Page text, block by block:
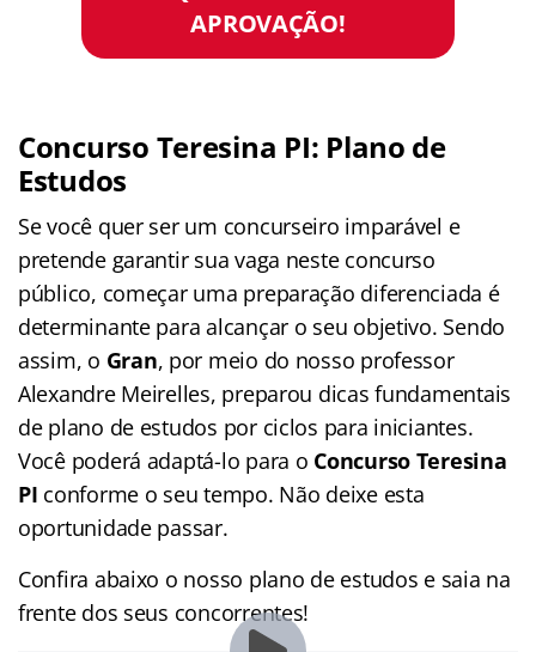
APROVAÇÃO!
Concurso Teresina PI: Plano de
Estudos
Se você quer ser um concurseiro imparável e
pretende garantir sua vaga neste concurso
público, começar uma preparação diferenciada é
determinante para alcançar o seu objetivo. Sendo
assim, o Gran, por meio do nosso professor
Alexandre Meirelles, preparou dicas fundamentais
de plano de estudos por ciclos para iniciantes.
Você poderá adaptá-lo para o Concurso Teresina
PI conforme o seu tempo. Não deixe esta
oportunidade passar.
Confira abaixo o nosso plano de estudos e saia na
frente dos seus concorrentes!